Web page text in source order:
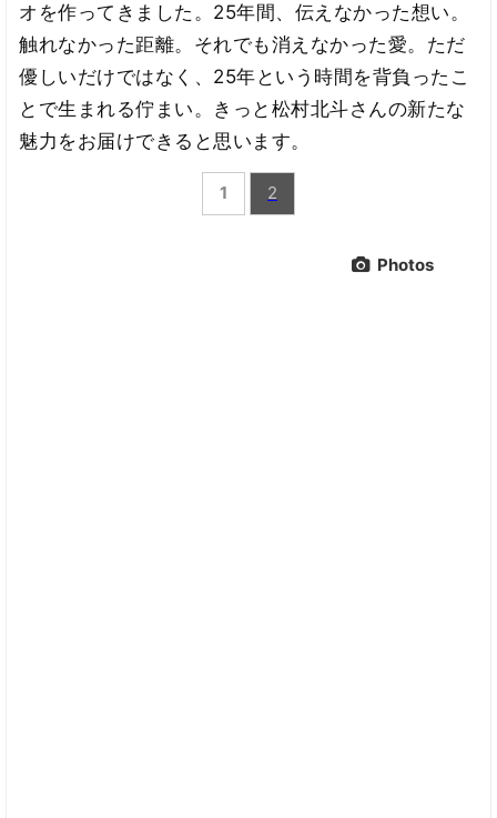
オを作ってきました。25年間、伝えなかった想い。
触れなかった距離。それでも消えなかった愛。ただ
優しいだけではなく、25年という時間を背負ったこ
とで生まれる佇まい。きっと松村北斗さんの新たな
魅力をお届けできると思います。
1 2
Photos